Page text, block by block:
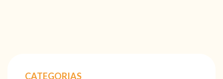
CATEGORIAS